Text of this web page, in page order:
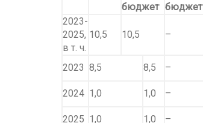
бюджет бюджет
2023-
2025,
в т. ч.
10,5 10,5 –
2023 8,5 8,5 –
2024 1,0 1,0 –
2025 1,0 1,0 –